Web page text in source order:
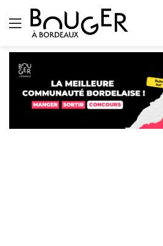
Menu